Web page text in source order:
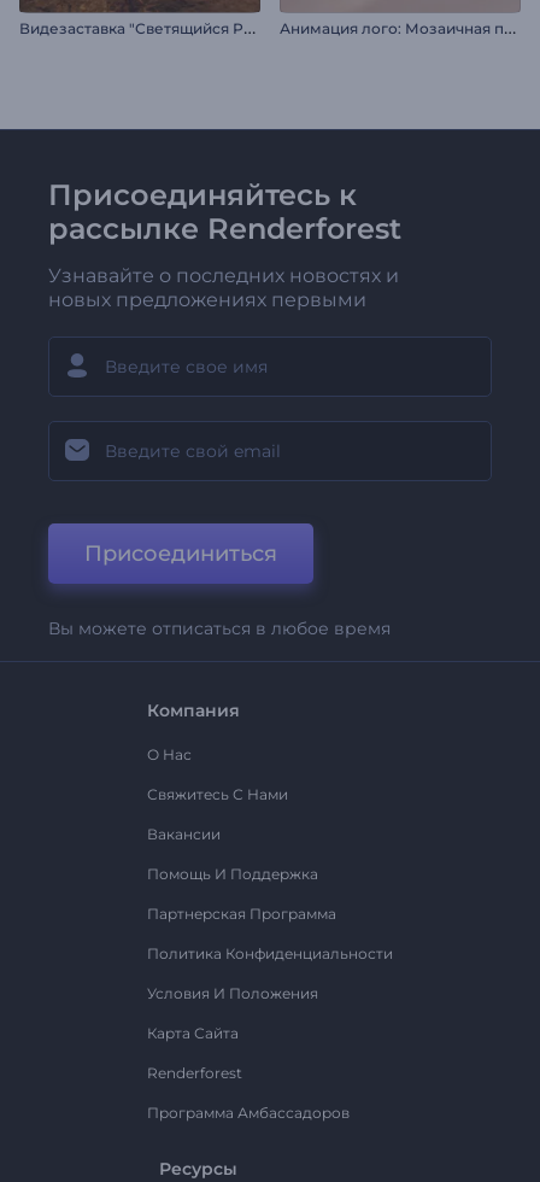
В
идезаставка "Светящийся Рамадан" А
нимация лого: Мозаичная плоскость
Присоединяйтесь к
рассылке Renderforest
Узнавайте о последних новостях и
новых предложениях первыми
Присоединиться
Вы можете отписаться в любое время
Компания
О Нас
Свяжитесь С Нами
Вакансии
Помощь И Поддержка
Партнерская Программа
Политика Конфиденциальности
Условия И Положения
Карта Сайта
Renderforest
Программа Амбассадоров
Ресурсы